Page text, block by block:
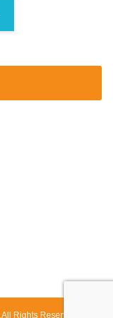
.All Rights Reserved.